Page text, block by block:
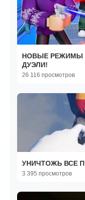
НОВЫЕ РЕЖИМЫ
ДУЭЛИ!
26 116 просмотров
УНИЧТОЖЬ ВСЕ
3 395 просмотров